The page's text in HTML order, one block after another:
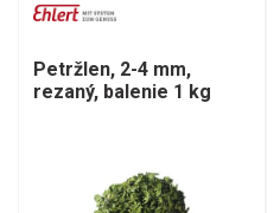
Petržlen, 2-4 mm,
rezaný, balenie 1 kg